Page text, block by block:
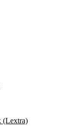
(Lextra)